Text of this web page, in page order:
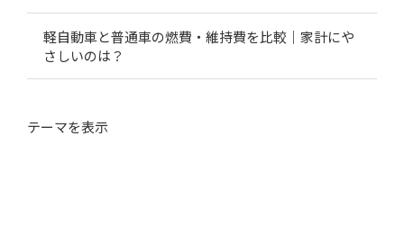
軽自動車と普通車の燃費・維持費を比較｜家計にや
さしいのは？
テーマを表示